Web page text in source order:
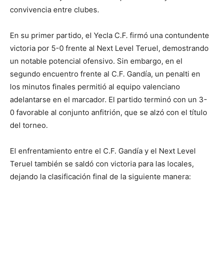
convivencia entre clubes.
En su primer partido, el Yecla C.F. firmó una contundente
victoria por 5-0 frente al Next Level Teruel, demostrando
un notable potencial ofensivo. Sin embargo, en el
segundo encuentro frente al C.F. Gandía, un penalti en
los minutos finales permitió al equipo valenciano
adelantarse en el marcador. El partido terminó con un 3-
0 favorable al conjunto anfitrión, que se alzó con el título
del torneo.
El enfrentamiento entre el C.F. Gandía y el Next Level
Teruel también se saldó con victoria para las locales,
dejando la clasificación final de la siguiente manera: